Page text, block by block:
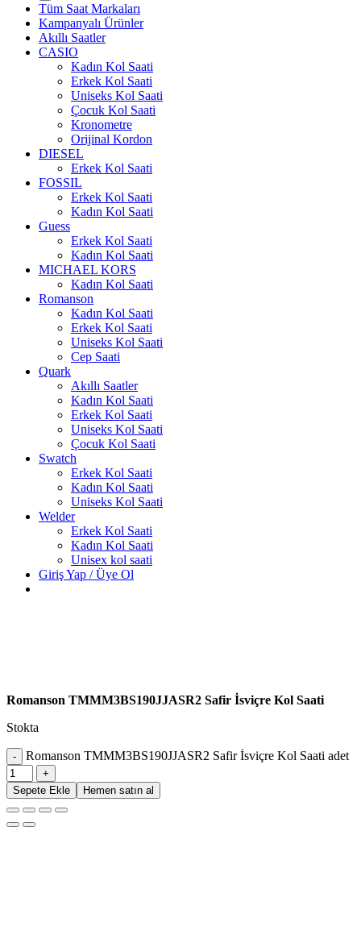
Tüm Saat Markaları
Kampanyalı Ürünler
Akıllı Saatler
CASIO
Kadın Kol Saati
Erkek Kol Saati
Uniseks Kol Saati
Çocuk Kol Saati
Kronometre
Orijinal Kordon
DIESEL
Erkek Kol Saati
FOSSIL
Erkek Kol Saati
Kadın Kol Saati
Guess
Erkek Kol Saati
Kadın Kol Saati
MICHAEL KORS
Kadın Kol Saati
Romanson
Kadın Kol Saati
Erkek Kol Saati
Uniseks Kol Saati
Cep Saati
Quark
Akıllı Saatler
Kadın Kol Saati
Erkek Kol Saati
Uniseks Kol Saati
Çocuk Kol Saati
Swatch
Erkek Kol Saati
Kadın Kol Saati
Uniseks Kol Saati
Welder
Erkek Kol Saati
Kadın Kol Saati
Unisex kol saati
Giriş Yap / Üye Ol
Romanson TMMM3BS190JJASR2 Safir İsviçre Kol Saati
Stokta
Romanson TMMM3BS190JJASR2 Safir İsviçre Kol Saati adet
Sepete Ekle Hemen satın al